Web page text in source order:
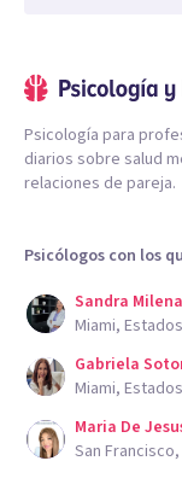
Psicología para
diarios sobre salud
relaciones de pareja.
Psicólogos con los
Sandra
Miami,
Gabriela
Miami,
Maria De
San